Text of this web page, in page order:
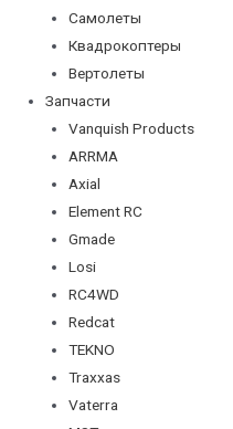
Самолеты
Квадрокоптеры
Вертолеты
Запчасти
Vanquish Products
ARRMA
Axial
Element RC
Gmade
Losi
RC4WD
Redcat
TEKNO
Traxxas
Vaterra